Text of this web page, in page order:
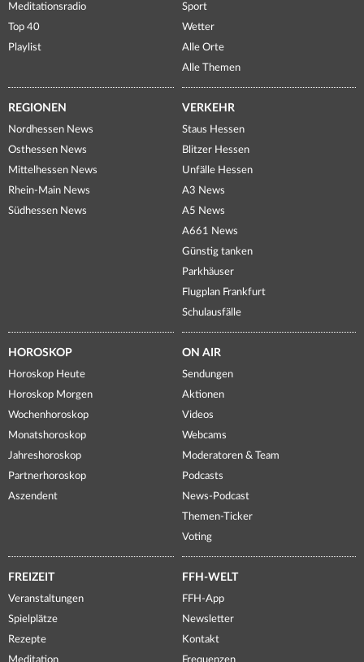
Meditationsradio
Top 40
Playlist
Sport
Wetter
Alle Orte
Alle Themen
REGIONEN
Nordhessen News
Osthessen News
Mittelhessen News
Rhein-Main News
Südhessen News
VERKEHR
Staus Hessen
Blitzer Hessen
Unfälle Hessen
A3 News
A5 News
A661 News
Günstig tanken
Parkhäuser
Flugplan Frankfurt
Schulausfälle
HOROSKOP
Horoskop Heute
Horoskop Morgen
Wochenhoroskop
Monatshoroskop
Jahreshoroskop
Partnerhoroskop
Aszendent
ON AIR
Sendungen
Aktionen
Videos
Webcams
Moderatoren & Team
Podcasts
News-Podcast
Themen-Ticker
Voting
FREIZEIT
Veranstaltungen
Spielplätze
Rezepte
Meditation
FFH-WELT
FFH-App
Newsletter
Kontakt
Frequenzen